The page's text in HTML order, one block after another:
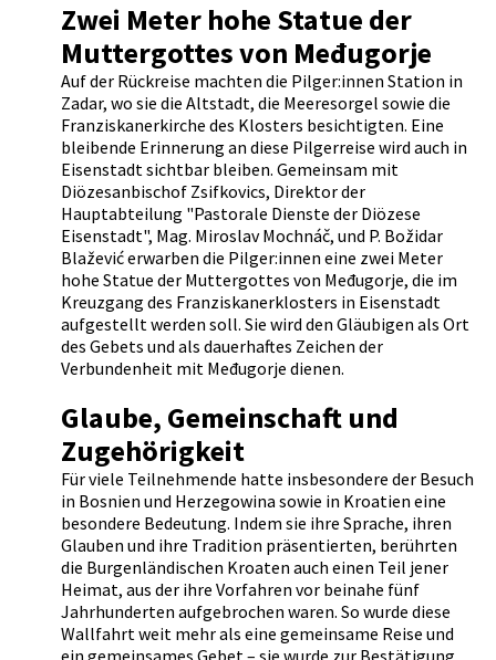
Zwei Meter hohe Statue der
Muttergottes von Međugorje
Auf der Rückreise machten die Pilger:innen Station in
Zadar, wo sie die Altstadt, die Meeresorgel sowie die
Franziskanerkirche des Klosters besichtigten. Eine
bleibende Erinnerung an diese Pilgerreise wird auch in
Eisenstadt sichtbar bleiben. Gemeinsam mit
Diözesanbischof Zsifkovics, Direktor der
Hauptabteilung "Pastorale Dienste der Diözese
Eisenstadt", Mag. Miroslav Mochnáč, und P. Božidar
Blažević erwarben die Pilger:innen eine zwei Meter
hohe Statue der Muttergottes von Međugorje, die im
Kreuzgang des Franziskanerklosters in Eisenstadt
aufgestellt werden soll. Sie wird den Gläubigen als Ort
des Gebets und als dauerhaftes Zeichen der
Verbundenheit mit Međugorje dienen.
Glaube, Gemeinschaft und
Zugehörigkeit
Für viele Teilnehmende hatte insbesondere der Besuch
in Bosnien und Herzegowina sowie in Kroatien eine
besondere Bedeutung. Indem sie ihre Sprache, ihren
Glauben und ihre Tradition präsentierten, berührten
die Burgenländischen Kroaten auch einen Teil jener
Heimat, aus der ihre Vorfahren vor beinahe fünf
Jahrhunderten aufgebrochen waren. So wurde diese
Wallfahrt weit mehr als eine gemeinsame Reise und
ein gemeinsames Gebet – sie wurde zur Bestätigung,